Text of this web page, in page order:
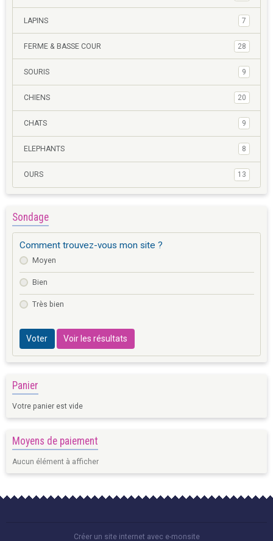
LAPINS 7
FERME & BASSE COUR 28
SOURIS 9
CHIENS 20
CHATS 9
ELEPHANTS 8
OURS 13
Sondage
Comment trouvez-vous mon site ?
Moyen
Bien
Très bien
Voter Voir les résultats
Panier
Votre panier est vide
Moyens de paiement
Aucun élément à afficher
Créer un site internet avec e-monsite